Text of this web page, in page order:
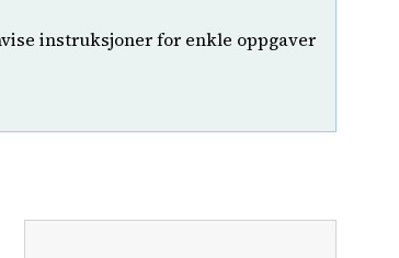
instruksjoner for enkle oppgaver